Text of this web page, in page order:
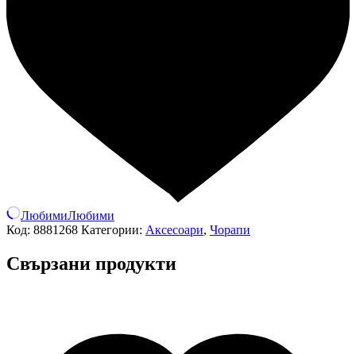
ЛюбимиЛюбими
Код: 8881268 Категории: Аксесоари, Чорапи
Свързани продукти